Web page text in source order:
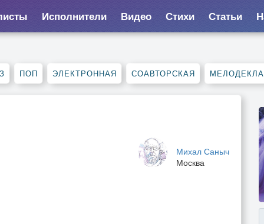
Исполнители Видео Стихи Статьи
ПОП ЭЛЕКТРОННАЯ СОАВТОРСКАЯ
Михал Саныч
Москва